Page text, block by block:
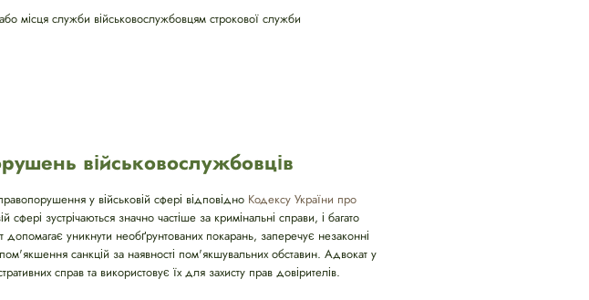
місця служби військовослужбовцям строкової служби
військовослужбовців
у військовій сфері відповідно Кодексу України про
сфері зустрічаються значно частіше за кримінальні справи, і багато
уникнути необґрунтованих покарань, заперечує незаконні
санкцій за наявності пом'якшувальних обставин. Адвокат у
справ та використовує їх для захисту прав довірителів.